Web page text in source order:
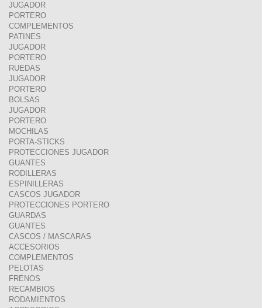
JUGADOR
PORTERO
COMPLEMENTOS
PATINES
JUGADOR
PORTERO
RUEDAS
JUGADOR
PORTERO
BOLSAS
JUGADOR
PORTERO
MOCHILAS
PORTA-STICKS
PROTECCIONES JUGADOR
GUANTES
RODILLERAS
ESPINILLERAS
CASCOS JUGADOR
PROTECCIONES PORTERO
GUARDAS
GUANTES
CASCOS / MASCARAS
ACCESORIOS
COMPLEMENTOS
PELOTAS
FRENOS
RECAMBIOS
RODAMIENTOS